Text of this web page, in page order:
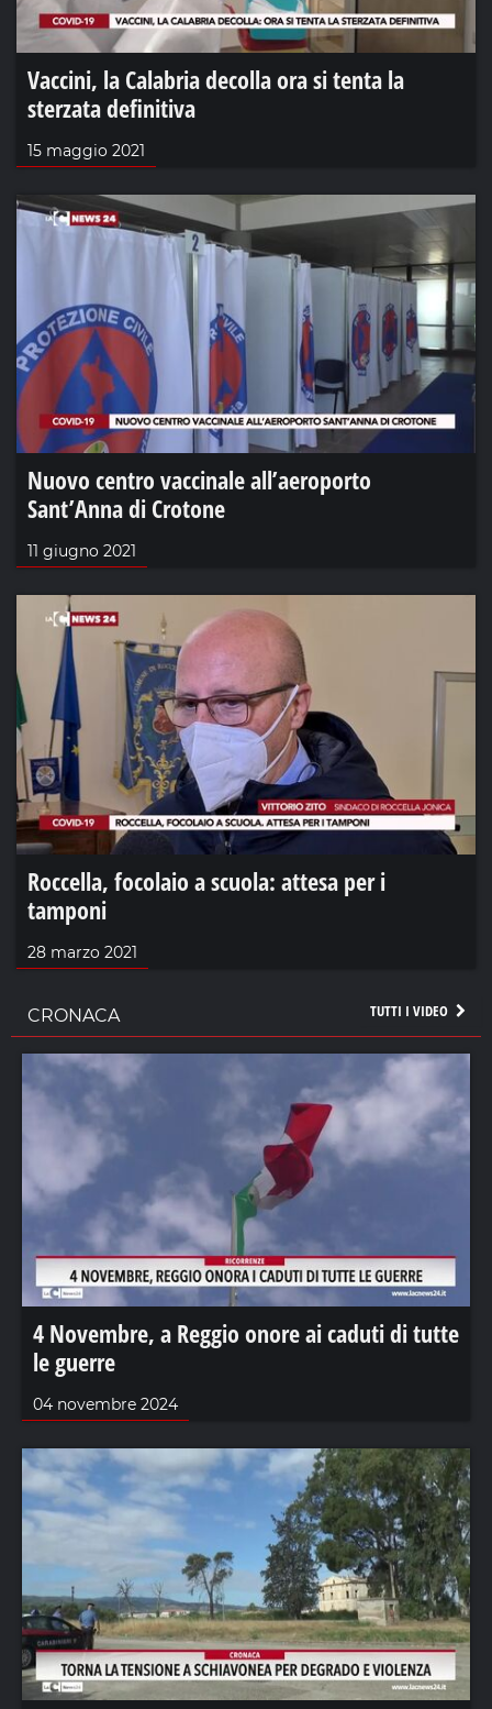
Vaccini, la Calabria decolla ora si tenta la
sterzata definitiva
15 maggio 2021
Nuovo centro vaccinale all’aeroporto
Sant’Anna di Crotone
11 giugno 2021
Roccella, focolaio a scuola: attesa per i
tamponi
28 marzo 2021
TUTTI I VIDEO
CRONACA
4 Novembre, a Reggio onore ai caduti di tutte
le guerre
04 novembre 2024